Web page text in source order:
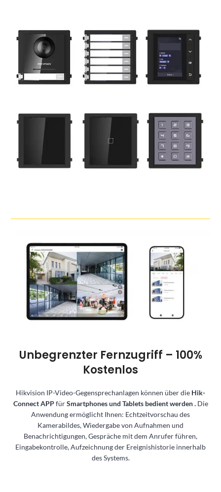
Unbegrenzter Fernzugriff – 100%
Kostenlos
Hikvision IP-Video-Gegensprechanlagen können über die Hik-
Connect APPfürSmartphones und Tablets bedient werden. Die
Anwendung ermöglicht Ihnen: Echtzeitvorschau des
Kamerabildes, Wiedergabe von Aufnahmen und
Benachrichtigungen, Gespräche mit dem Anrufer führen,
Eingabekontrolle, Aufzeichnung der Ereignishistorie innerhalb
des Systems.